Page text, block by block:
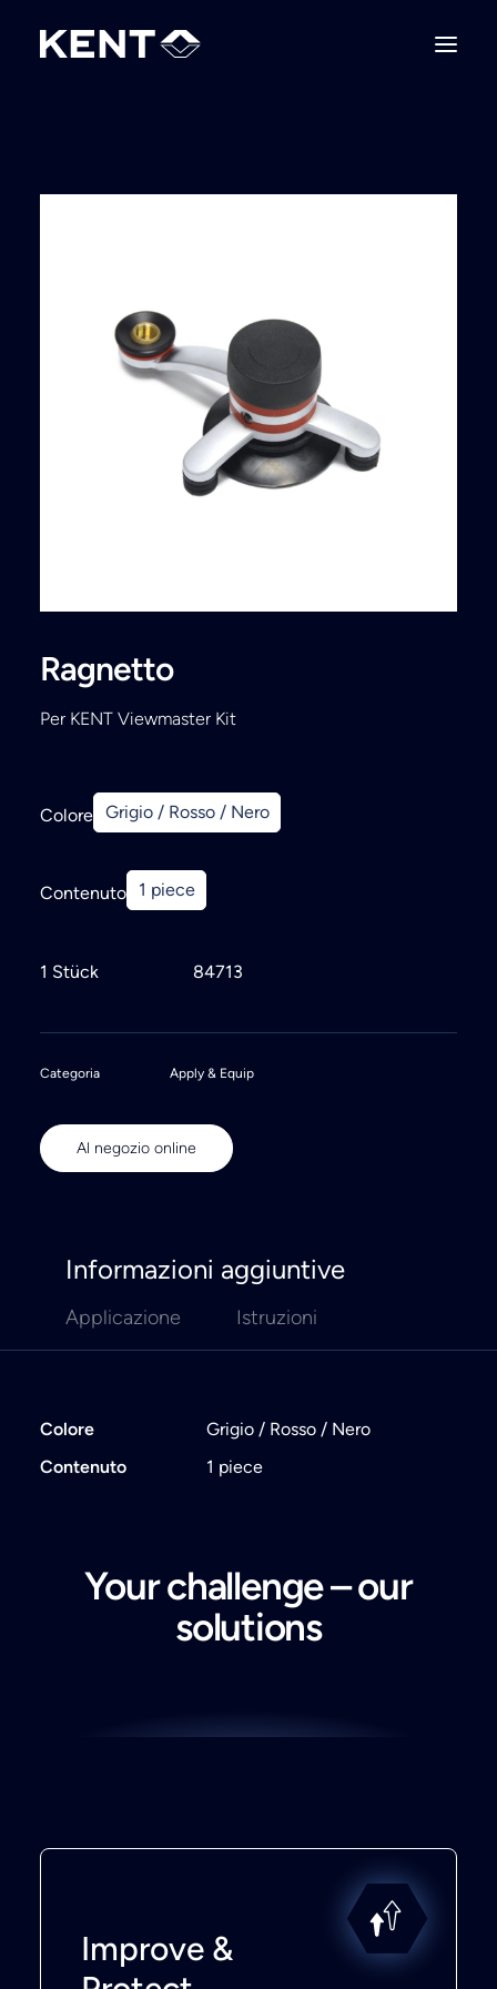
Ragnetto
Per KENT Viewmaster Kit
Colore Grigio / Rosso / Nero
Contenuto 1 piece
1 Stück 84713
Categoria Apply & Equip
Al negozio online
Informazioni aggiuntive
Applicazione Istruzioni
Colore
Grigio / Rosso / Nero
Contenuto
1 piece
Your challenge – our
solutions
Improve &